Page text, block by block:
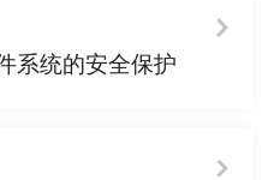
系统的安全保护